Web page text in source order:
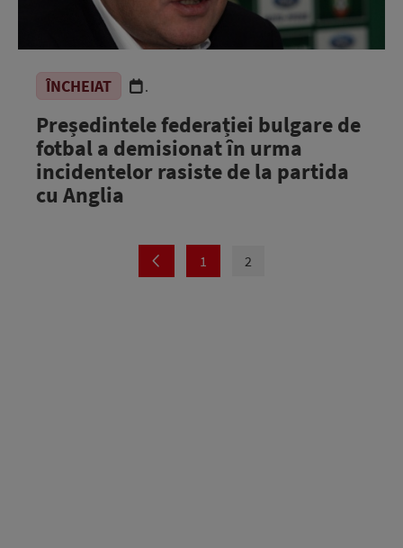
ÎNCHEIAT .
Președintele federației bulgare de
fotbal a demisionat în urma
incidentelor rasiste de la partida
cu Anglia
1 2